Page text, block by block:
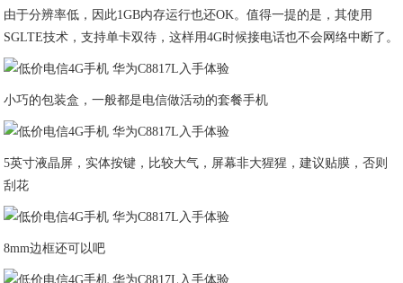
由于分辨率低，因此1GB内存运行也还OK。值得一提的是，其使用
SGLTE技术，支持单卡双待，这样用4G时候接电话也不会网络中断了。
小巧的包装盒，一般都是电信做活动的套餐手机
5英寸液晶屏，实体按键，比较大气，屏幕非大猩猩，建议贴膜，否则
刮花
8mm边框还可以吧